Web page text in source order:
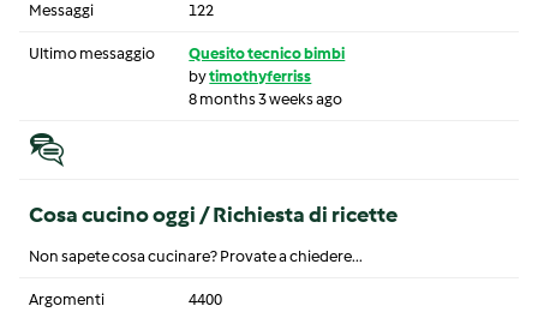
Messaggi 122
Ultimo messaggio
Quesito tecnico bimbi
bytimothyferriss
8 months 3 weeks ago
Cosa cucino oggi / Richiesta di ricette
Non sapete cosa cucinare? Provate a chiedere...
Argomenti 4400